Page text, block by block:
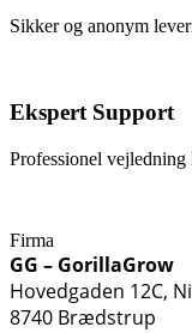
Sikker og anonym
Ekspert Support
Professionel
Firma
GG – GorillaGrow
Hovedgaden 12C,
8740 Brædstrup